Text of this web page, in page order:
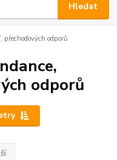
Hledat
odporů
odporů